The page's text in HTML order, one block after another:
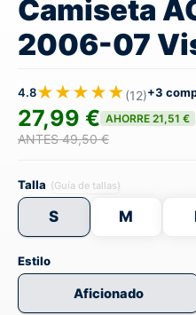
Camiseta
2006-07
4.8★★★★★(12)+3
27,99 € AHORRE 21,51 €
ANTES 49,50 €
Talla (Guía de tallas)
S M
Estilo
Aficionado